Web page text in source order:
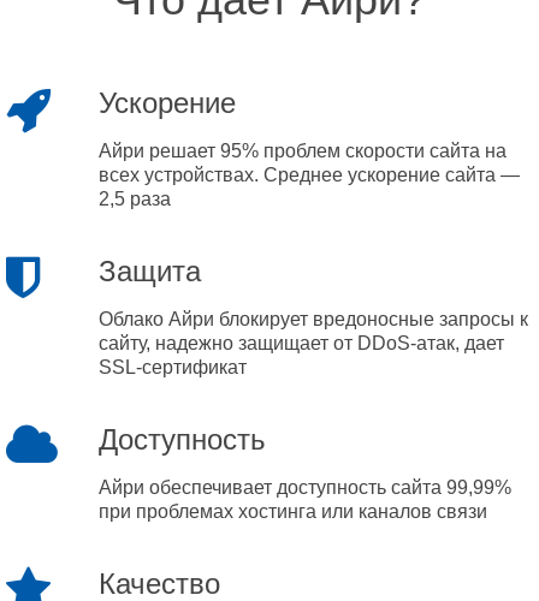
Ускорение
Айри решает 95% проблем скорости сайта на
всех устройствах. Среднее ускорение сайта —
2,5 раза
Защита
Облако Айри блокирует вредоносные запросы к
сайту, надежно защищает от DDoS-атак, дает
SSL-сертификат
Доступность
Айри обеспечивает доступность сайта 99,99%
при проблемах хостинга или каналов связи
Качество